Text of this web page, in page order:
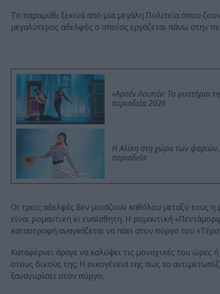
Το παραμύθι ξεκινά από μία μεγάλη Πολιτεία όπου
μεγαλύτερος αδελφός ο οποίος εργάζεται πάνω στην
«Αρσέν Λουπέν: Το μυστήριο
περιοδεία 2026
Η Αλίκη στη χώρα των ψαριών,
περιοδεία
Οι τρεις αδελφές δεν μοιάζουν καθόλου μεταξύ τους η
είναι ρομαντική κι ευαίσθητη. Η ρομαντική
καταστροφή αναγκάζεται να πάει στον πύργο του
Καταφέρνει άραγε να καλύψει τις μοναχικές του ώρες
στους δικούς της; Η οικογένειά της πως το
ξαναγυρίσει στον πύργο;